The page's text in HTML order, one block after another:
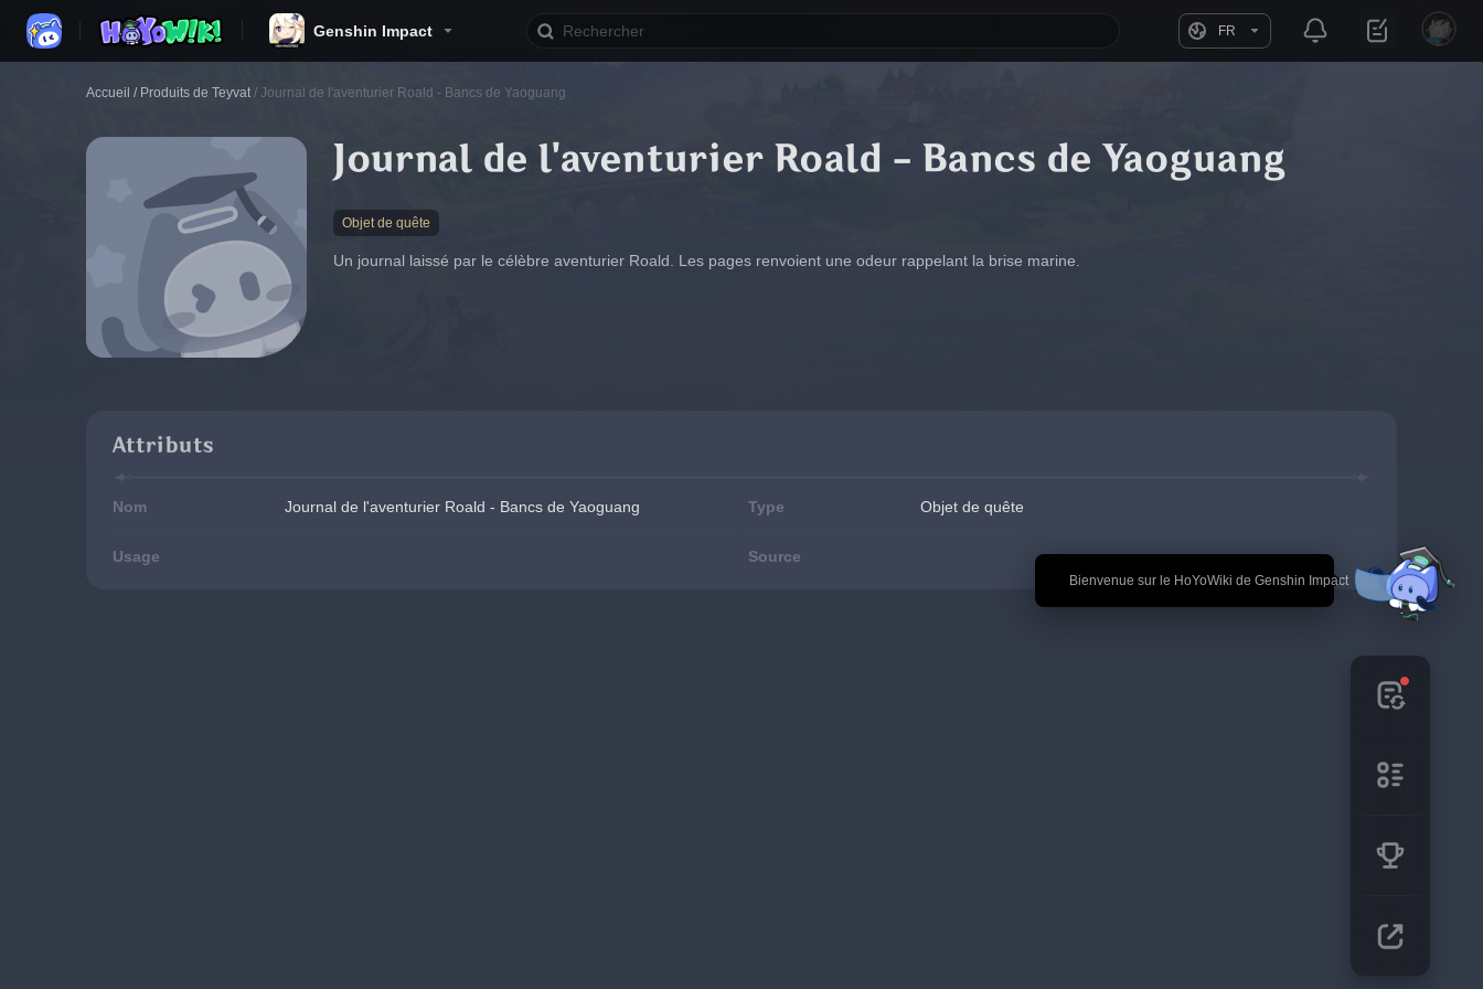
Genshin Impact FR
🎉 Bienvenue sur le HoYoWiki de Genshin Impact
Accueil / Produits de Teyvat / Journal de l'aventurier Roald - Bancs de Yaoguang
Journal de l'aventurier Roald - Bancs de Yaoguang
Objet de quête
Un journal laissé par le célèbre aventurier Roald. Les pages renvoient une odeur rappelant la brise marine.
Attributs
Nom Journal de l'aventurier Roald - Bancs de Yaoguang Type Objet de quête
Usage Source